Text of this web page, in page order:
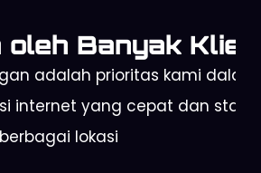
oleh Banyak Klien
adalah prioritas kami dalam
internet yang cepat dan stabil
berbagai lokasi